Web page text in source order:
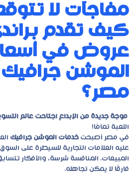
مفاجآت لا
كيف تقدم
عروض في
الموشن
مصر؟
موجة جديدة من الإبداع اجتاحت عالم
اللعبة تمامًا!
في مصر أصبحت خدمات الموشن جرافيك
عليه العلامات التجارية للسيطرة على
المبيعات. المنافسة شرسة، والأفكار
فارقًا لا يمكن تجاهله.